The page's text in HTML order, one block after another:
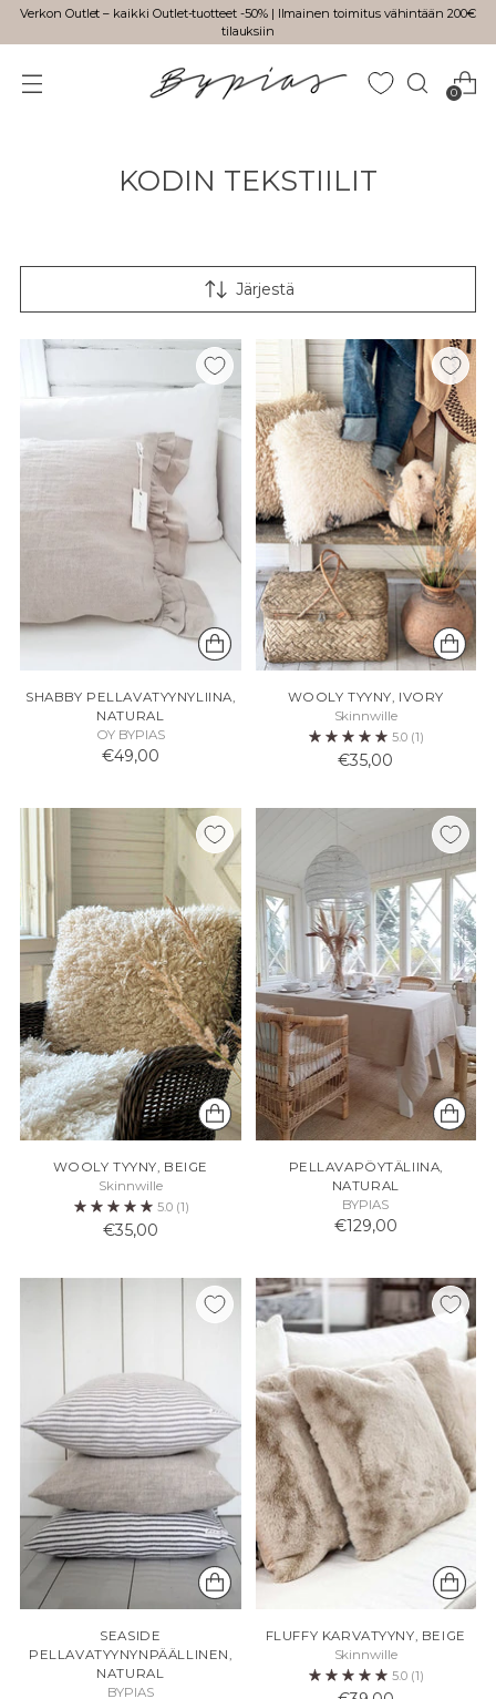
Verkon Outlet – kaikki Outlet-tuotteet -50% | Ilmainen toimitus vähintään 200€
tilauksiin
0
KODIN TEKSTIILIT
Järjestä
SHABBY PELLAVATYYNYLIINA,
NATURAL
OY BYPIAS
€49,00
WOOLY TYYNY, IVORY
Skinnwille
5.0 (1)
€35,00
WOOLY TYYNY, BEIGE
Skinnwille
5.0 (1)
€35,00
PELLAVAPÖYTÄLIINA,
NATURAL
BYPIAS
€129,00
SEASIDE
PELLAVATYYNYNPÄÄLLINEN,
NATURAL
BYPIAS
FLUFFY KARVATYYNY, BEIGE
Skinnwille
5.0 (1)